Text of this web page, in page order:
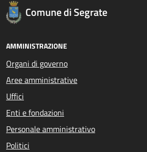
Comune di Segrate
AMMINISTRAZIONE
Organi di governo
Aree amministrative
Uffici
Enti e fondazioni
Personale amministrativo
Politici